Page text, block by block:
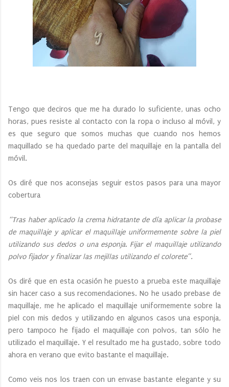
Tengo que deciros que me ha durado lo suficiente, unas ocho
horas, pues resiste al contacto con la ropa o incluso al móvil, y
es que seguro que somos muchas que cuando nos hemos
maquillado se ha quedado parte del maquillaje en la pantalla del
móvil.
Os diré que nos aconsejas seguir estos pasos para una mayor
cobertura
“Tras haber aplicado la crema hidratante de día aplicar la probase
de maquillaje y aplicar el maquillaje uniformemente sobre la piel
utilizando sus dedos o una esponja. Fijar el maquillaje utilizando
polvo fijador y finalizar las mejillas utilizando el colorete”.
Os diré que en esta ocasión he puesto a prueba este maquillaje
sin hacer caso a sus recomendaciones. No he usado prebase de
maquillaje, me he aplicado el maquillaje uniformemente sobre la
piel con mis dedos y utilizando en algunos casos una esponja,
pero tampoco he fijado el maquillaje con polvos, tan sólo he
utilizado el maquillaje. Y el resultado me ha gustado, sobre todo
ahora en verano que evito bastante el maquillaje.
Como veis nos los traen con un envase bastante elegante y su